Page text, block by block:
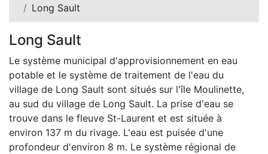
Long Sault
Long Sault
Le système municipal d'approvisionnement en eau
potable et le système de traitement de l'eau du
village de Long Sault sont situés sur l'île Moulinette,
au sud du village de Long Sault. La prise d'eau se
trouve dans le fleuve St-Laurent et est située à
environ 137 m du rivage. L'eau est puisée d'une
profondeur d'environ 8 m. Le système régional de